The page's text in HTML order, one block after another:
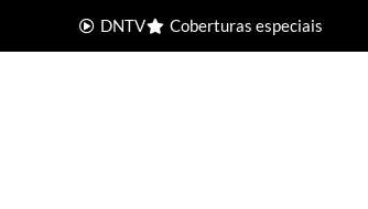
DNTV Coberturas especiais